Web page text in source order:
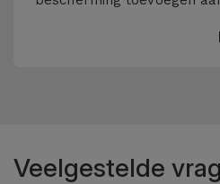
Veelgestelde